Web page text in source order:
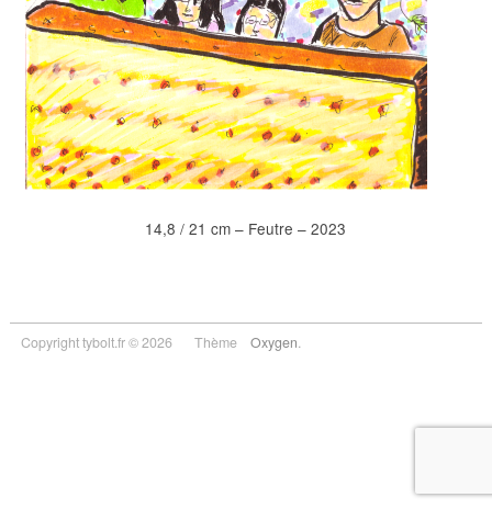
14,8 / 21 cm – Feutre – 2023
Copyright tybolt.fr © 2026 Thème Oxygen.